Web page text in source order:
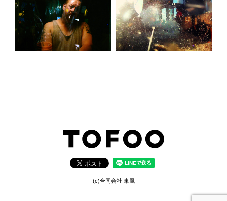
(c)合同会社 東風